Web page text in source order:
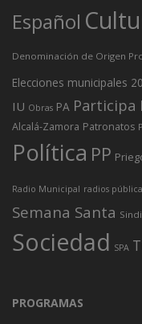
Español
Denominación de Origen
Elecciones municipales
IU Obras PA Participa
Alcalá-Zamora Patronatos
Política PP
Radio Municipal radios
Semana Santa
Sociedad SPA
PROGRAMAS